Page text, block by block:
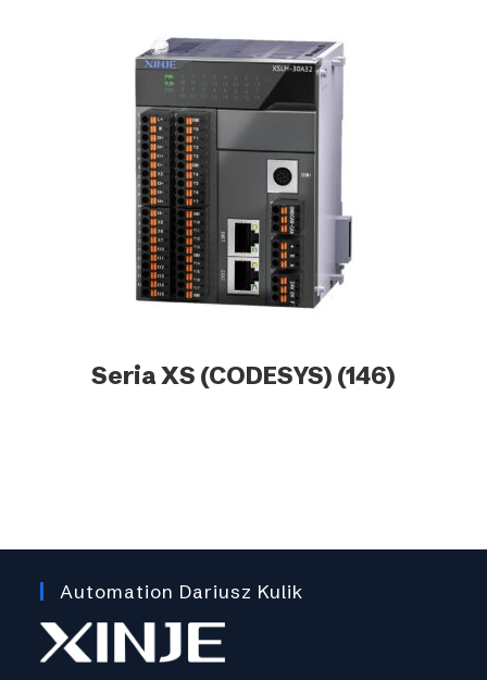
Seria XS (CODESYS) (146)
Automation Dariusz Kulik